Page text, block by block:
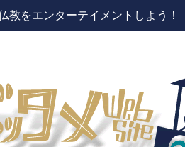
をエンターテイメントしよう